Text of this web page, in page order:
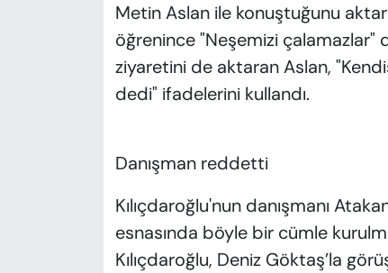
Metin Aslan ile konuştuğunu
öğrenince "Neşemizi çalamazlar"
ziyaretini de aktaran Aslan,
dedi" ifadelerini kullandı.
Danışman reddetti
Kılıçdaroğlu'nun danışmanı
esnasında böyle bir cümle
Kılıçdaroğlu, Deniz Göktaş’la